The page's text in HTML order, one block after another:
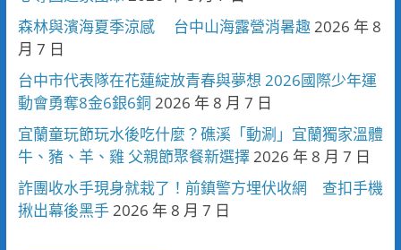
森林與濱海夏季涼感 台中山海露營消暑趣 2026 年 8
月 7 日
台中市代表隊在花蓮綻放青春與夢想 2026國際少年運
動會勇奪8金6銀6銅 2026 年 8 月 7 日
宜蘭童玩節玩水後吃什麼？礁溪「動涮」宜蘭獨家溫體
牛、豬、羊、雞 父親節聚餐新選擇 2026 年 8 月 7 日
詐團收水手現身就栽了！前鎮警方埋伏收網 查扣手機
揪出幕後黑手 2026 年 8 月 7 日